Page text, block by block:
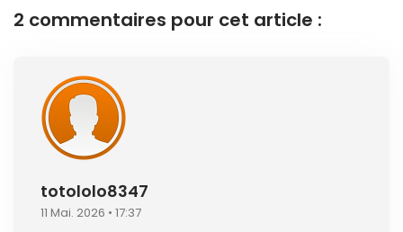
2 commentaires pour cet article :
totololo8347
11 Mai. 2026 • 17:37